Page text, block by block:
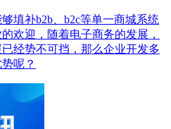
填补b2b、b2c等单一商城系统
欢迎，随着电子商务的发展，
经势不可挡，那么企业开发多
呢？